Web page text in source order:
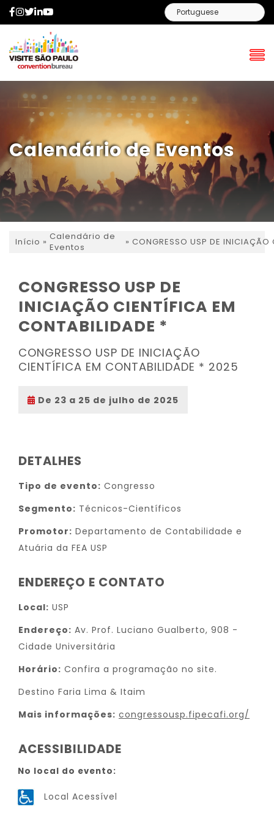
Facebook
Instagram
Twitter
LinkedIn
Calendário de Eventos
Início » Calendário de
Eventos
» CONGRESSO USP DE
CONGRESSO USP DE
INICIAÇÃO CIENTÍFICA EM
CONTABILIDADE *
CONGRESSO USP DE INICIAÇÃO
CIENTÍFICA EM CONTABILIDADE * 2025
De 23 a 25 de julho de 2025
DETALHES
Tipo de evento: Congresso
Segmento: Técnicos-Científicos
Promotor: Departamento de Contabilidade e
Atuária da FEA USP
ENDEREÇO E CONTATO
Local: USP
Endereço: Av. Prof. Luciano Gualberto, 908 -
Cidade Universitária
Horário: Confira a programação no site.
Destino Faria Lima & Itaim
Mais informações: congressousp.fipecafi.org/
ACESSIBILIDADE
No local do evento:
Local Acessível